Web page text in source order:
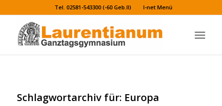
Tel. 02581-543300 (-60 Geb.II) I-net Menü
Schlagwortarchiv für: Europa